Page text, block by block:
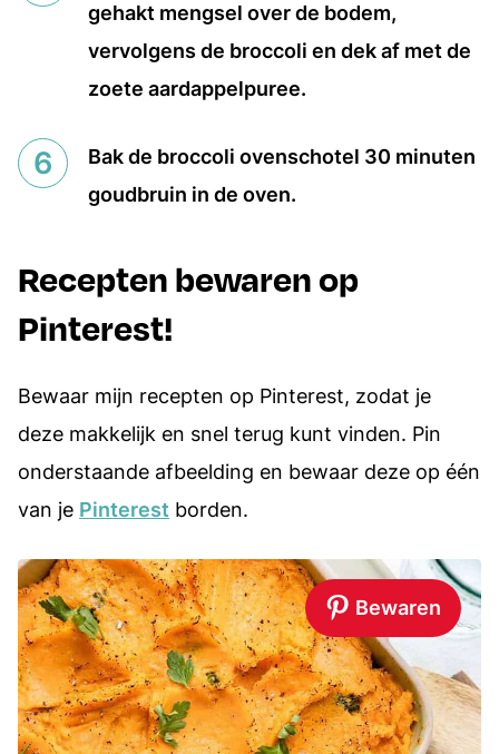
gehakt mengsel over de bodem,
vervolgens de broccoli en dek af met de
zoete aardappelpuree.
Bak de broccoli ovenschotel 30 minuten
goudbruin in de oven.
Recepten bewaren op
Pinterest!
Bewaar mijn recepten op Pinterest, zodat je
deze makkelijk en snel terug kunt vinden. Pin
onderstaande afbeelding en bewaar deze op één
van je Pinterest borden.
Bewaren